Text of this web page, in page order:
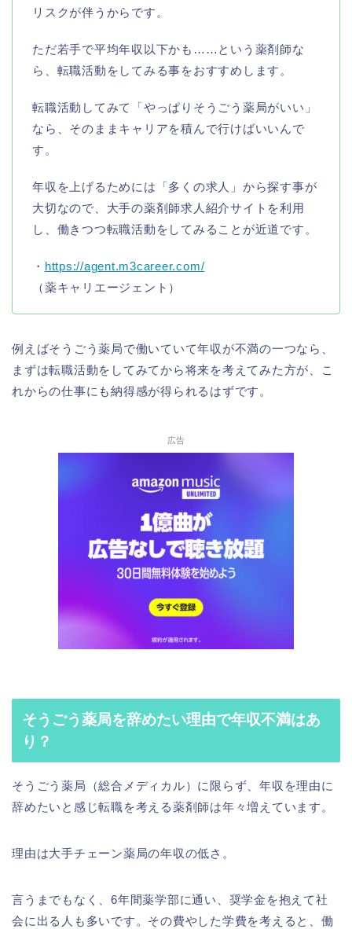
リスクが伴うからです。
ただ若手で平均年収以下かも……という薬剤師な
ら、転職活動をしてみる事をおすすめします。
転職活動してみて「やっぱりそうごう薬局がいい」
なら、そのままキャリアを積んで行けばいいんで
す。
年収を上げるためには「多くの求人」から探す事が
大切なので、大手の薬剤師求人紹介サイトを利用
し、働きつつ転職活動をしてみることが近道です。
・ https://agent.m3career.com/
（薬キャリエージェント）
例えばそうごう薬局で働いていて年収が不満の一つなら、
まずは転職活動をしてみてから将来を考えてみた方が、こ
れからの仕事にも納得感が得られるはずです。
広告
そうごう薬局を辞めたい理由で年収不満はあ
り？
そうごう薬局（総合メディカル）に限らず、年収を理由に
辞めたいと感じ転職を考える薬剤師は年々増えています。
理由は大手チェーン薬局の年収の低さ。
言うまでもなく、6年間薬学部に通い、奨学金を抱えて社
会に出る人も多いです。その費やした学費を考えると、働